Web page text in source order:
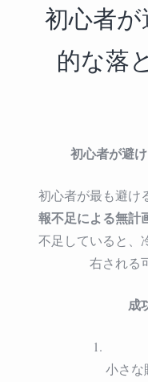
初心者
的な落
初心者が避
初心者が最も避け
報不足による無計
不足していると、
右される
成
小さな